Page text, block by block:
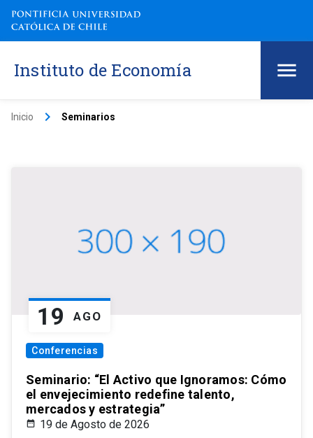
Instituto de Economía
Inicio keyboard_arrow_right Seminarios
19 AGO
Conferencias
Seminario: “El Activo que Ignoramos: Cómo
el envejecimiento redefine talento,
mercados y estrategia”
19 de Agosto de 2026